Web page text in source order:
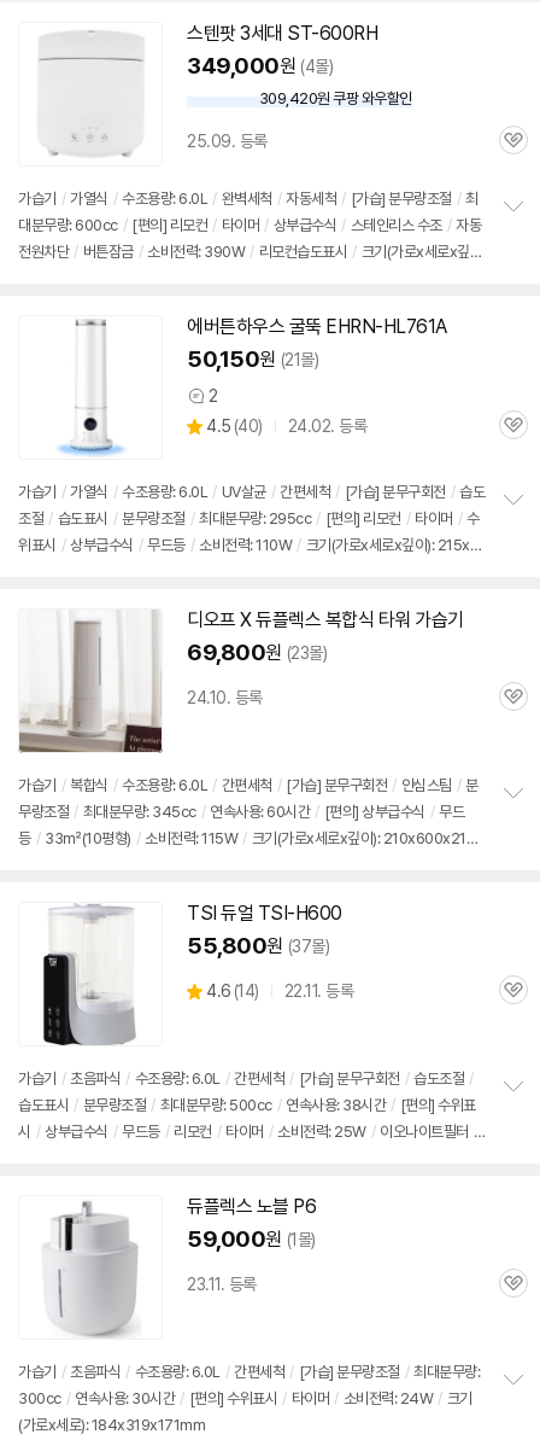
스텐팟 3세대 ST-600RH
349,000원 (4몰)
할
309,420원 쿠팡 와우할인
25.09. 등록
관
가습기 / 가열식 / 수조용량: 6.0L / 완벽세척 / 자동세척 / [가습] 분무량조절 / 최
대분무량: 600cc / [편의] 리모컨 / 타이머 / 상부급수식 / 스테인리스 수조 / 자동
전원차단 / 버튼잠금 / 소비전력: 390W / 리모컨습도표시 / 크기(가로x세로x깊
에버튼하우스 굴뚝 EHRN-HL761A
50,150원 (21몰)
상
품
2
별
4.5 (상
뷰
40) 24.02. 등록
관
가습기 / 가열식 / 수조용량: 6.0L / UV살균 / 간편세척 / [가습] 분무구회전 / 습도
조절 / 습도표시 / 분무량조절 / 최대분무량: 295cc / [편의] 리모컨 / 타이머 / 수
위표시 / 상부급수식 / 무드등 / 소비전력: 110W / 크기(가로x세로x깊이): 215x6
디오프 X 듀플렉스 복합식 타워 가습기
69,800원 (23몰)
24.10. 등록
관
가습기 / 복합식 / 수조용량: 6.0L / 간편세척 / [가습] 분무구회전 / 안심스팀 / 분
무량조절 / 최대분무량: 345cc / 연속사용: 60시간 / [편의] 상부급수식 / 무드
등 / 33㎡(10평형) / 소비전력: 115W / 크기(가로x세로x깊이): 210x600x210
TSI 듀얼 TSI-H600
55,800원 (37몰)
별
4.6 (상
뷰
14) 22.11. 등록
관
가습기 / 초음파식 / 수조용량: 6.0L / 간편세척 / [가습] 분무구회전 / 습도조절 /
습도표시 / 분무량조절 / 최대분무량: 500cc / 연속사용: 38시간 / [편의] 수위표
시 / 상부급수식 / 무드등 / 리모컨 / 타이머 / 소비전력: 25W / 이오나이트필터 /
듀플렉스 노블 P6
59,000원 (1몰)
23.11. 등록
관
가습기 / 초음파식 / 수조용량: 6.0L / 간편세척 / [가습] 분무량조절 / 최대분무량:
300cc / 연속사용: 30시간 / [편의] 수위표시 / 타이머 / 소비전력: 24W / 크기
(가로x세로): 184x319x171mm